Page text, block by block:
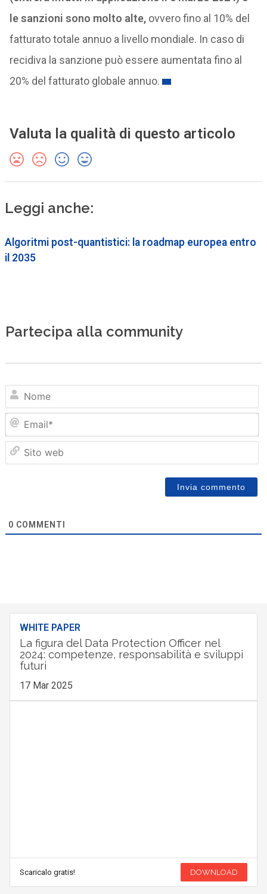
le sanzioni sono molto alte,ovvero fino al 10% del
fatturato totale annuo a livello mondiale. In caso di
recidiva la sanzione può essere aumentata fino al
20% del fatturato globale annuo.
Valuta la qualità di questo articolo
Leggi anche:
Algoritmi post-quantistici: la roadmap europea entro
il 2035
Partecipa alla community
0 COMMENTI
WHITE PAPER
La figura del Data Protection Officer nel
2024: competenze, responsabilità e sviluppi
futuri
17 Mar 2025
Scaricalo gratis! DOWNLOAD